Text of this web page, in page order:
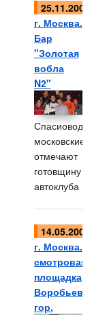
25.11.2006
г. Москва.
Бар
"Золотая
вобла
N2"
Спасиоводы
московские
отмечают
готовщину
автоклуба
14.05.2006
г. Москва.
смотровая
площадка
гор.